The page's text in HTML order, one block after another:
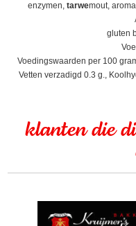
enzymen, tarwemout,
gluten
Voedingswaarden per 100
Vetten verzadigd 0.3 g.,
klanten die dit kochten, kochten